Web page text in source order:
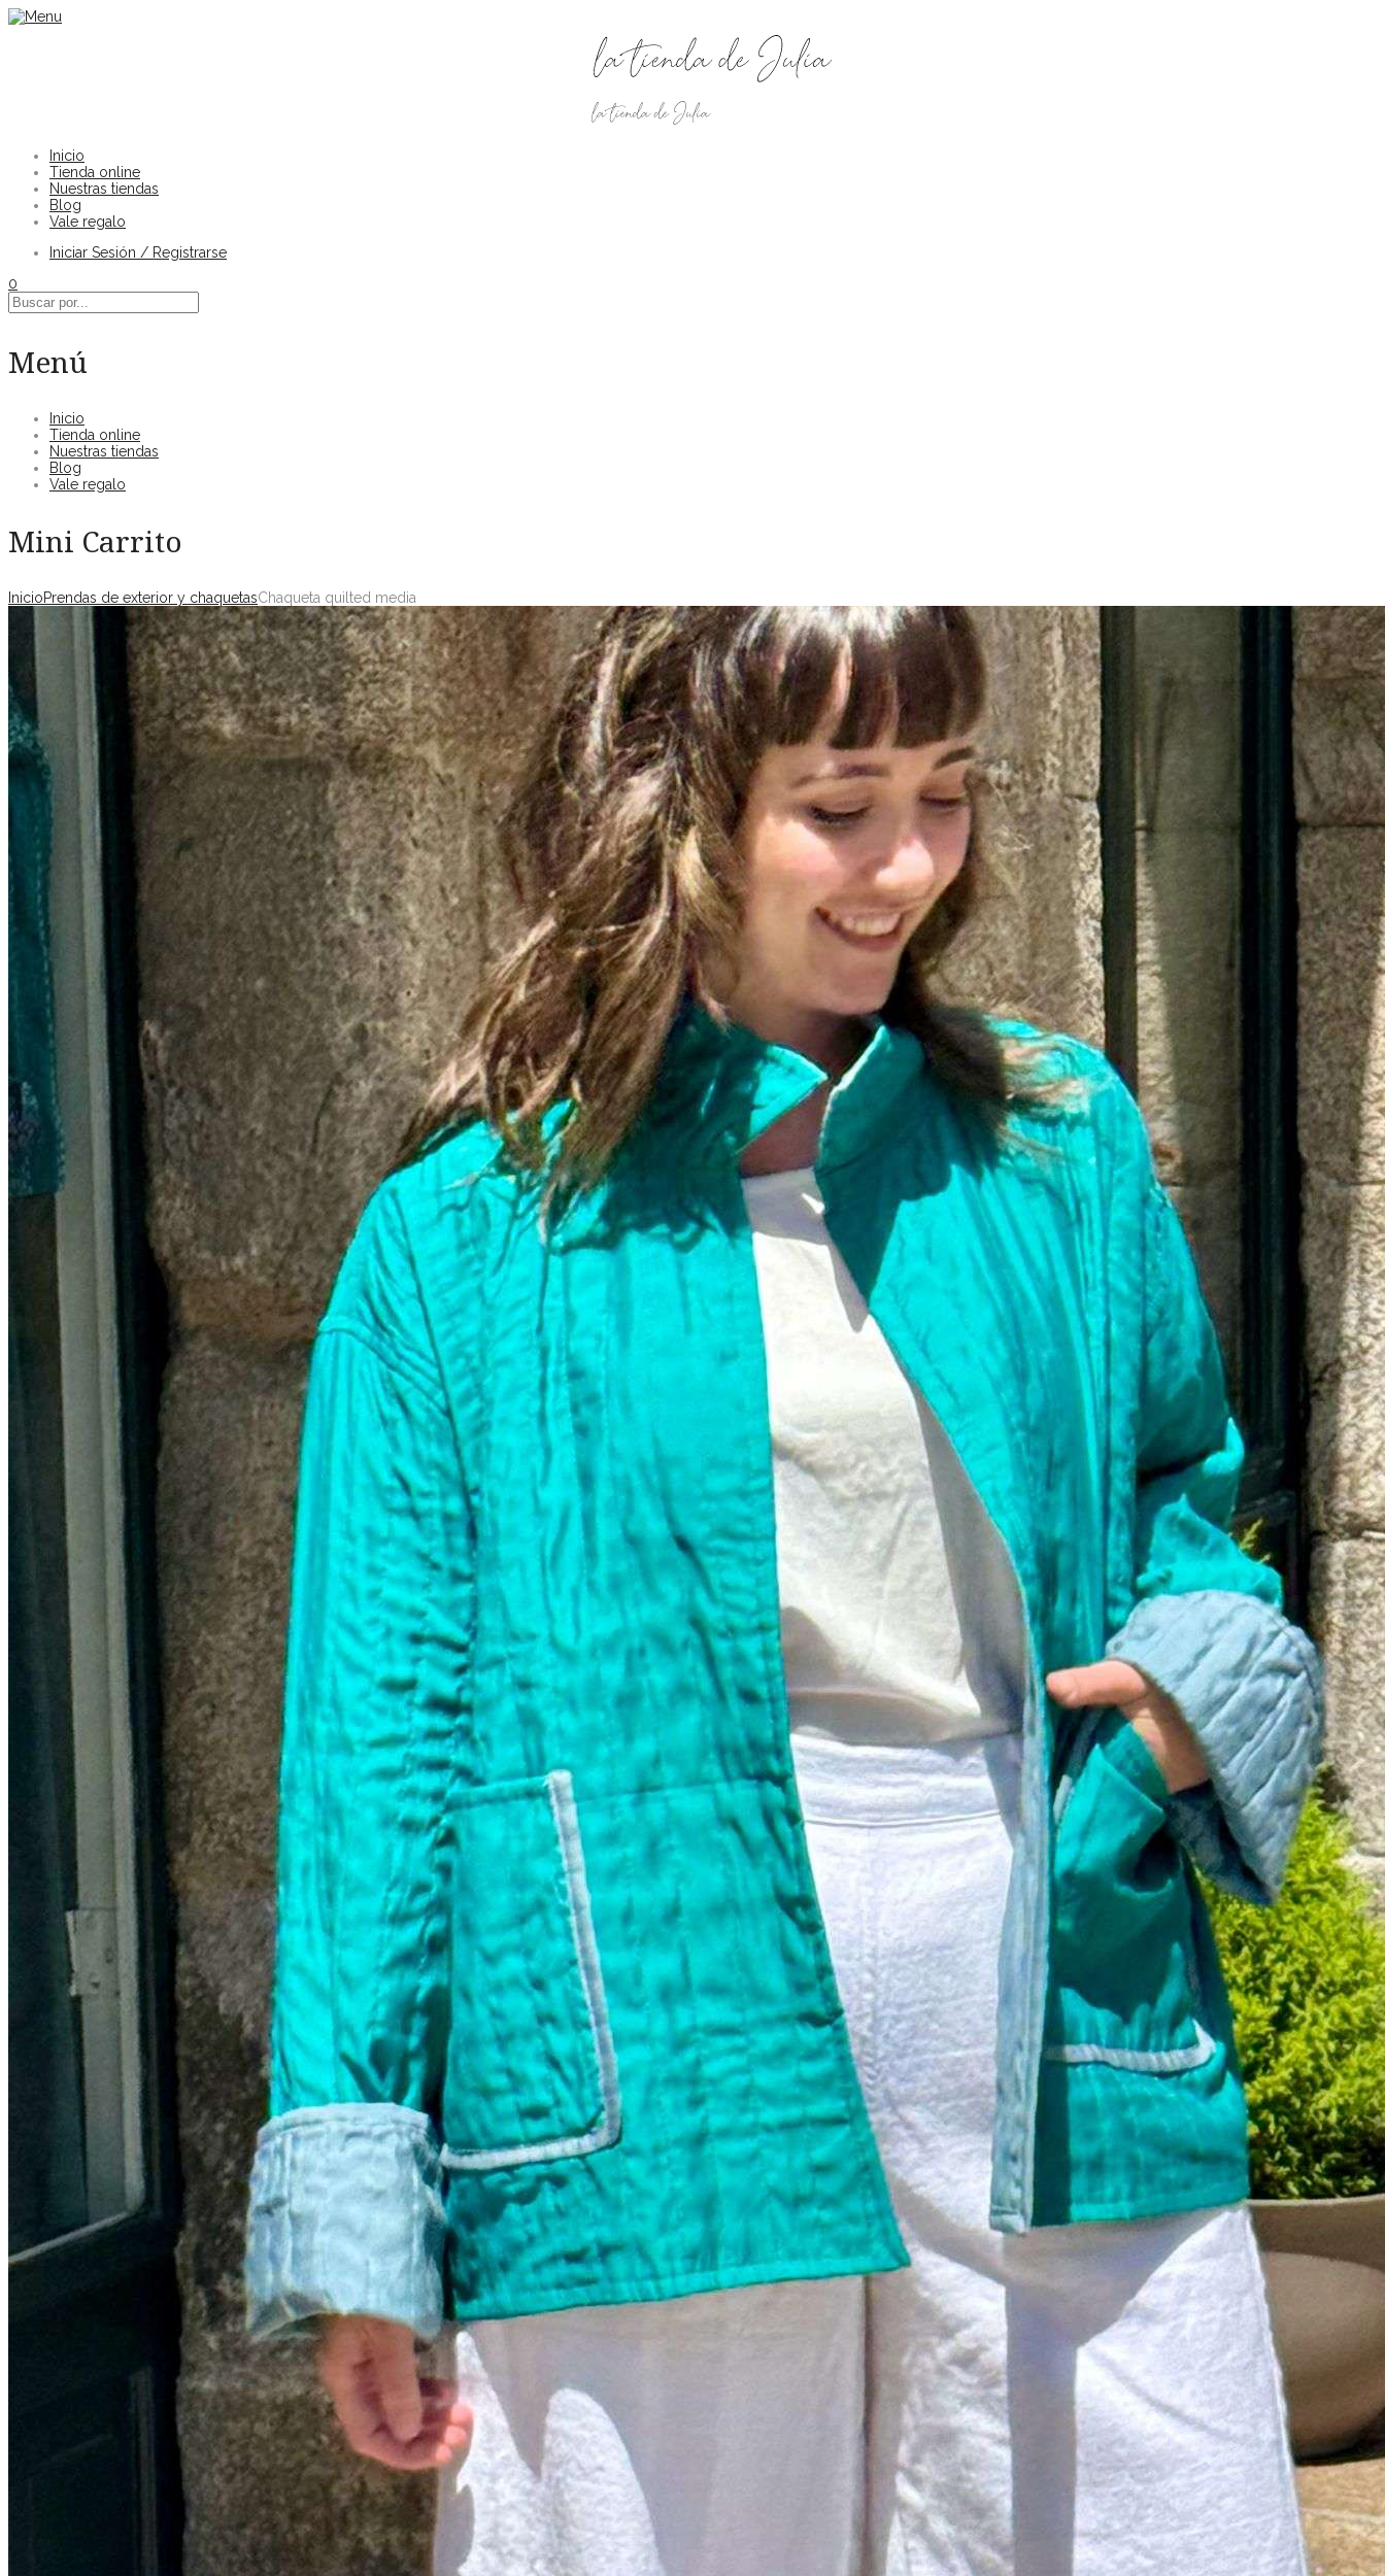
Inicio
Tienda online
Nuestras tiendas
Blog
Vale regalo
Iniciar Sesión / Registrarse
0
Menú
Inicio
Tienda online
Nuestras tiendas
Blog
Vale regalo
Mini Carrito
InicioPrendas de exterior y chaquetasChaqueta quilted media